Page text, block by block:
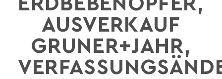
AUSVERKAUF
GRUNER+JAHR,